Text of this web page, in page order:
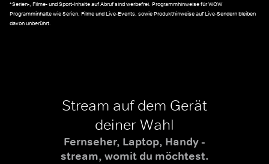
*Serien-, Filme- und Sport-Inhalte auf Abruf sind werbefrei. Programmhinweise für WOW
Programminhalte wie Serien, Filme und Live-Events, sowie Produkthinweise auf Live-Sendern bleiben
davon unberührt.
Stream auf dem Gerät
deiner Wahl
Fernseher, Laptop, Handy -
stream, womit du möchtest.